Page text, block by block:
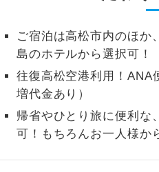
ご宿泊は高松市内のほか
島のホテルから選択可！
往復高松空港利用！ANA
増代金あり）
帰省やひとり旅に便利な
可！もちろんお一人様か
ホン
をじっく
1名様催行
1名様か
す。
2名様催行
2名様か
す。
おひとり様参
おひとり